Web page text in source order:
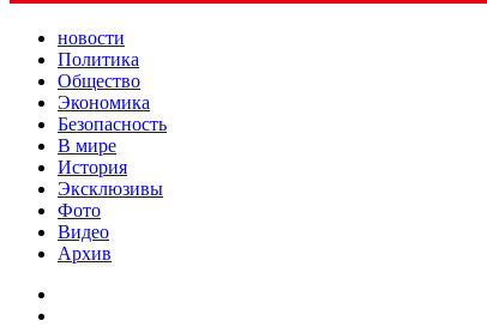
новости
Политика
Общество
Экономика
Безопасность
В мире
История
Эксклюзивы
Фото
Видео
Архив